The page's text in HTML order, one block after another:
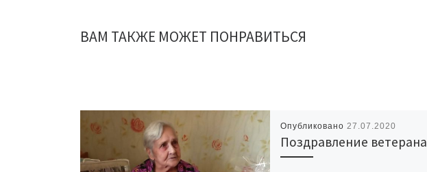
ВАМ ТАКЖЕ МОЖЕТ ПОНРАВИТЬСЯ
Опубликовано 27.07.2020
Поздравление ветерана